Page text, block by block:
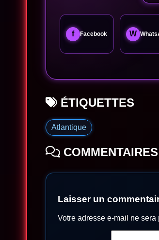
f Facebook W
ÉTIQUETTES
Atlantique
COMMENTAIRES
Laisser un
Votre adresse e-mail ne sera